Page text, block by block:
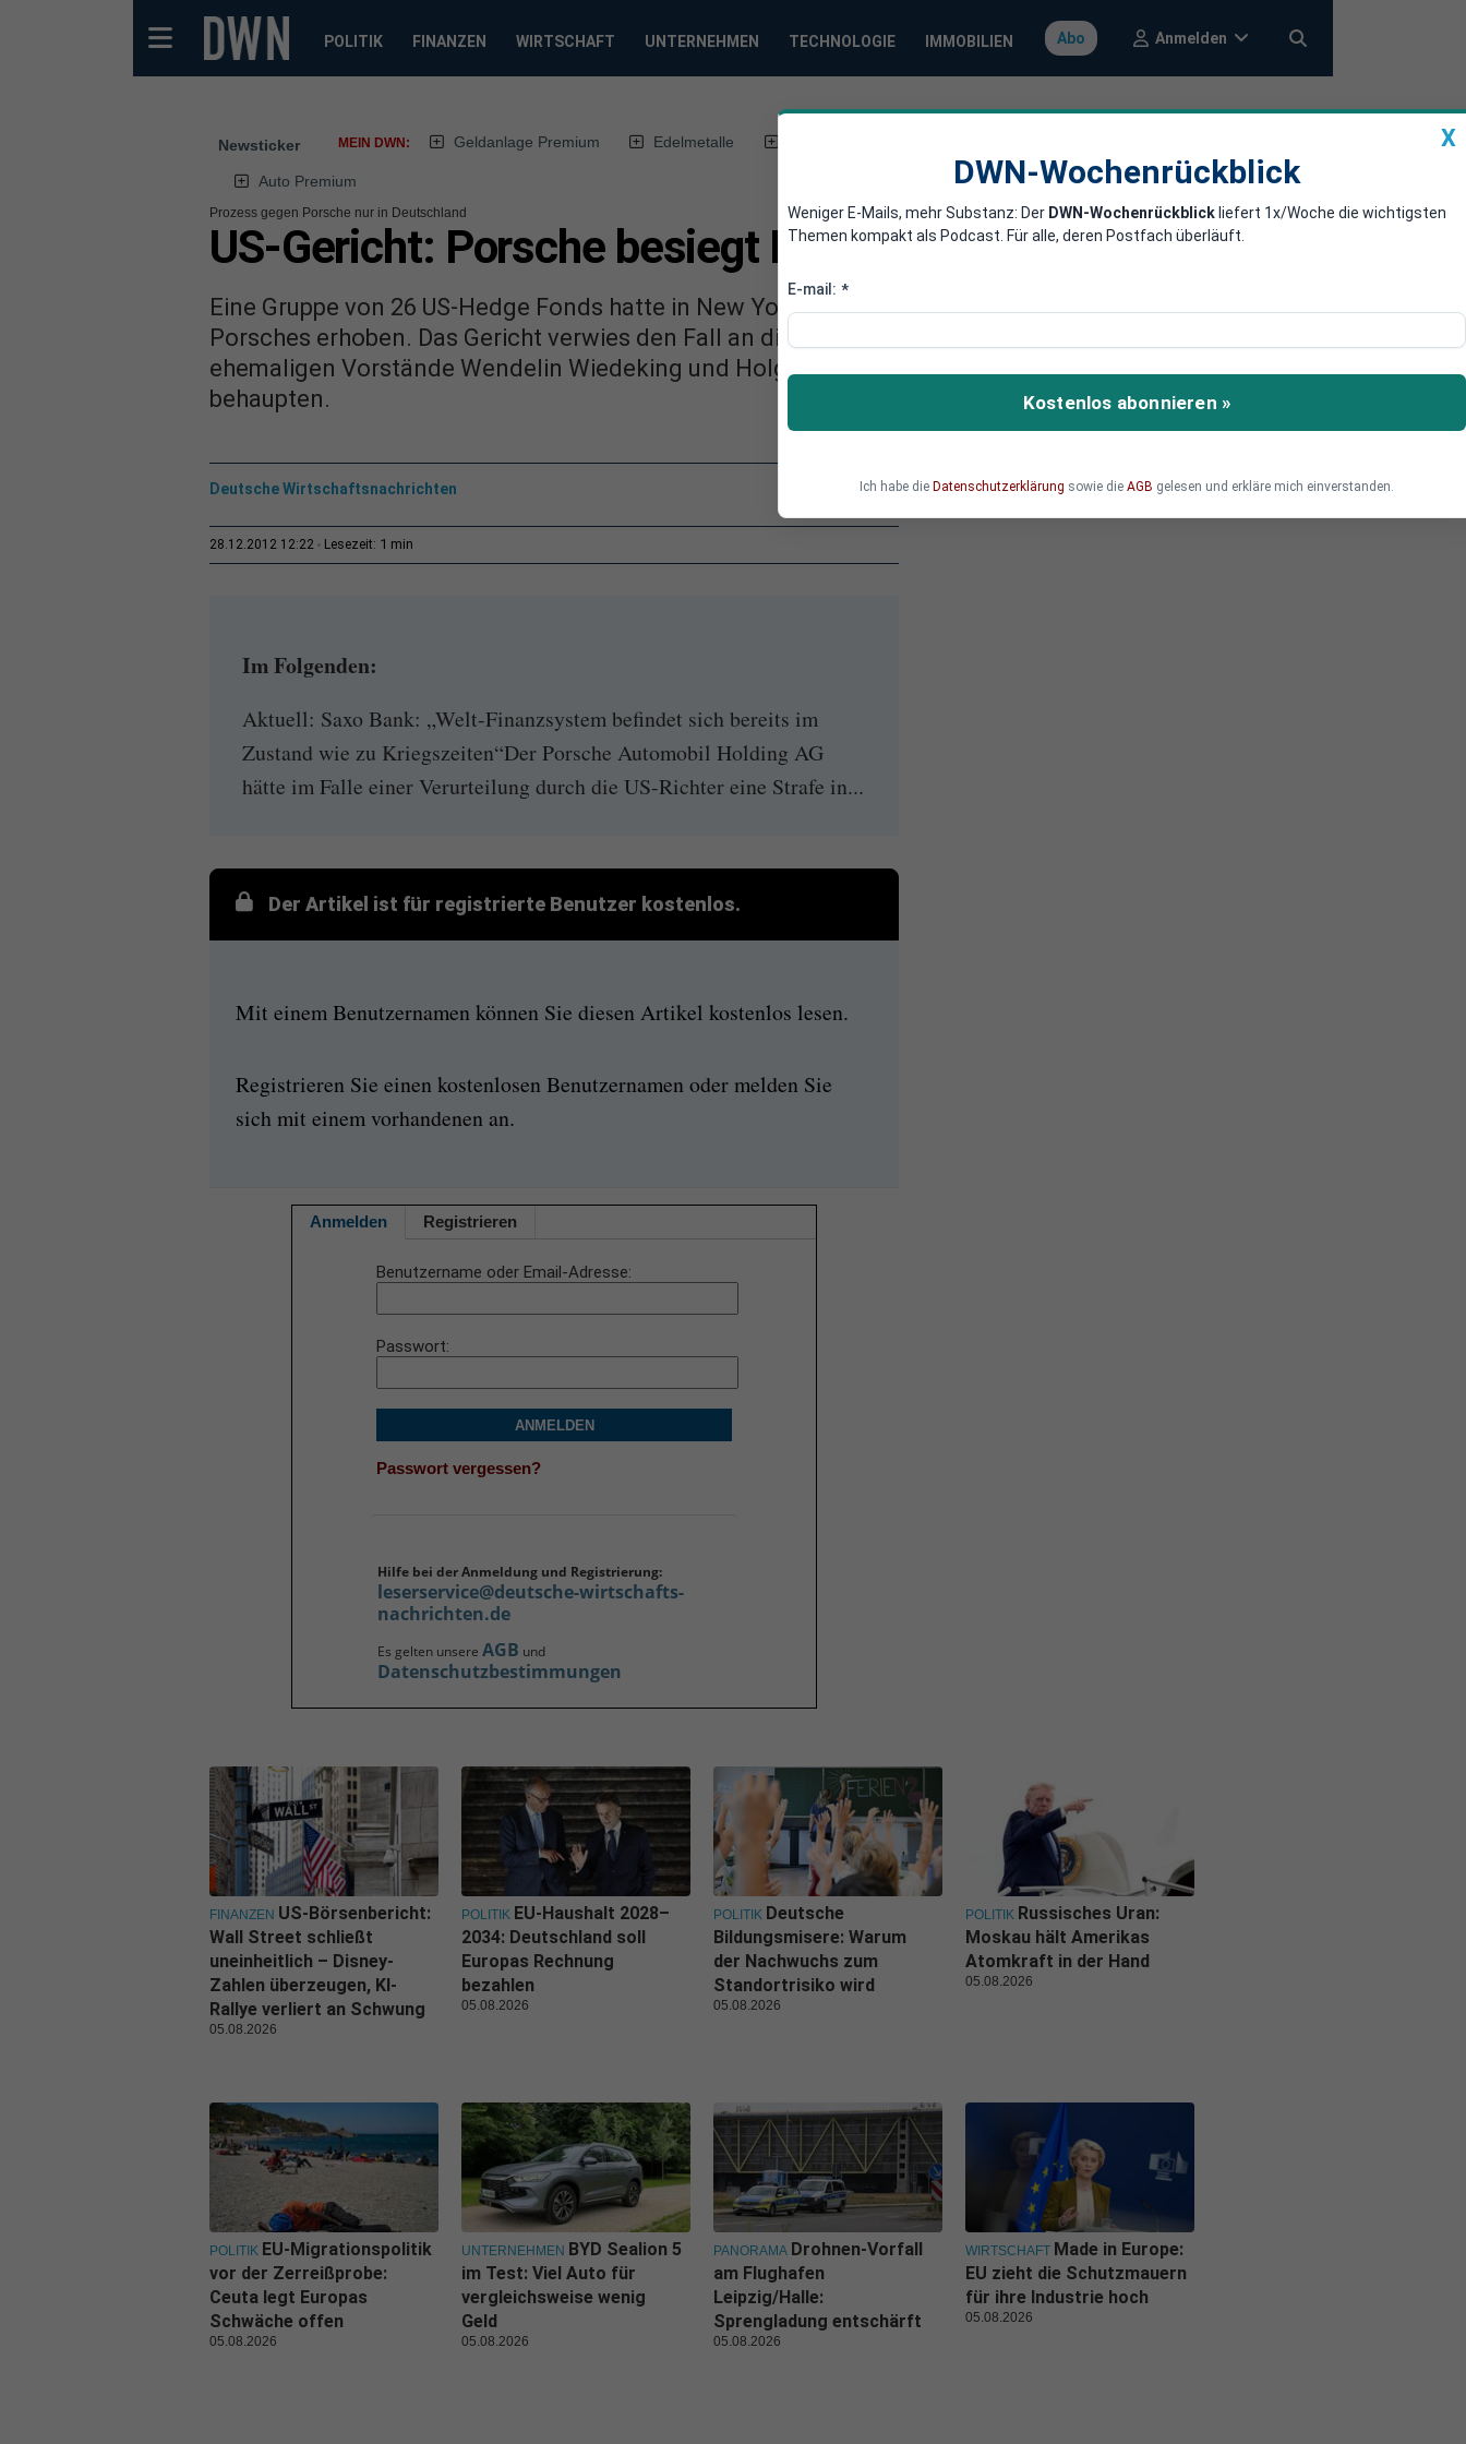
POLITIK FINANZEN WIRTSCHAFT UNTERNEHMEN TECHNOLOGIE IMMOBILIEN Abo Anmelden
Newsticker MEIN DWN: Geldanlage Premium Edelmetalle
Auto Premium
Prozess gegen Porsche nur in Deutschland
US-Gericht: Porsche besiegt Hedge Fonds
Eine Gruppe von 26 US-Hedge Fonds hatte in New York Klage gegen das Börsenverhalten
Porsches erhoben. Das Gericht verwies den Fall an die deutsche Justiz. Dort müssen sich die
ehemaligen Vorstände Wendelin Wiedeking und Holger Härter gegen Börsenmanipulation
behaupten.
Deutsche Wirtschaftsnachrichten
28.12.2012 12:22 Lesezeit: 1 min
Im Folgenden:
Aktuell: Saxo Bank: „Welt-Finanzsystem befindet sich bereits im
Zustand wie zu Kriegszeiten“Der Porsche Automobil Holding AG
hätte im Falle einer Verurteilung durch die US-Richter eine Strafe in...
Der Artikel ist für registrierte Benutzer kostenlos.
Mit einem Benutzernamen können Sie diesen Artikel kostenlos lesen.
Registrieren Sie einen kostenlosen Benutzernamen oder melden Sie
sich mit einem vorhandenen an.
Anmelden Registrieren
Benutzername oder Email-Adresse
Passwort
ANMELDEN
Passwort vergessen?
Hilfe bei der Anmeldung und Registrierung:
leserservice@deutsche-wirtschafts-
nachrichten.de
Es gelten unsere AGB und
Datenschutzbestimmungen
X
DWN-Wochenrückblick
Weniger E-Mails, mehr Substanz: Der DWN-Wochenrückblick liefert 1x/Woche die wichtigsten
Themen kompakt als Podcast. Für alle, deren Postfach überläuft.
E-mail: *
Kostenlos abonnieren »
Ich habe die Datenschutzerklärung sowie die AGB gelesen und erkläre mich einverstanden.
FINANZEN US-Börsenbericht:
Wall Street schließt
uneinheitlich – Disney-
Zahlen überzeugen, KI-
Rallye verliert an Schwung
05.08.2026
POLITIK EU-Haushalt 2028–
2034: Deutschland soll
Europas Rechnung
bezahlen
05.08.2026
POLITIK Deutsche
Bildungsmisere: Warum
der Nachwuchs zum
Standortrisiko wird
05.08.2026
POLITIK Russisches Uran:
Moskau hält Amerikas
Atomkraft in der Hand
05.08.2026
POLITIK EU-Migrationspolitik
vor der Zerreißprobe:
Ceuta legt Europas
Schwäche offen
05.08.2026
UNTERNEHMEN BYD Sealion 5
im Test: Viel Auto für
vergleichsweise wenig
Geld
05.08.2026
PANORAMA Drohnen-Vorfall
am Flughafen
Leipzig/Halle:
Sprengladung entschärft
05.08.2026
WIRTSCHAFT Made in Europe:
EU zieht die Schutzmauern
für ihre Industrie hoch
05.08.2026